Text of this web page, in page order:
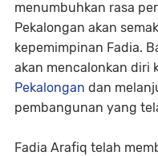
menumbuhkan rasa
Pekalongan akan
kepemimpinan Fadia.
akan mencalonkan diri
Pekalongan dan
pembangunan yang
Fadia Arafiq telah